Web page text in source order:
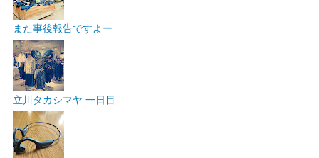
また事後報告ですよー
立川タカシマヤ 一日目